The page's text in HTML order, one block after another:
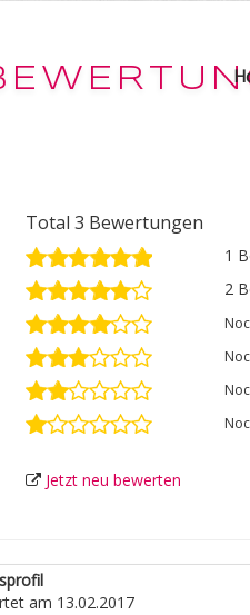
Total 3 Bewertungen
1
2
Jetzt neu bewerten
am 13.02.2017